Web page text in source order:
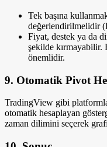
Tek başına
değerlendirilmelidir
Fiyat, destek ya da
şekilde kırmayabilir.
önemlidir.
9. Otomatik Pivot
TradingView gibi
otomatik hesaplayan
zaman dilimini seçerek